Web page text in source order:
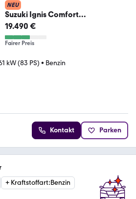
NEU
Suzuki Ignis Comfort
Automatik/Klima/Navi+Cam/Alu
19.490 €
Fairer Preis
kW (83 PS) • Benzin
Kontakt Parken
+ Kraftstoffart:Benzin